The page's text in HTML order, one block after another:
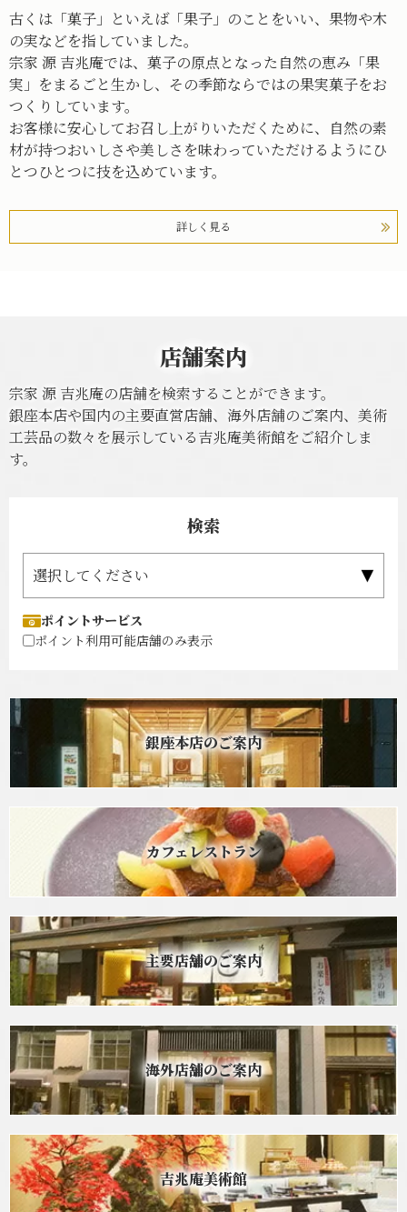
古くは「菓子」といえば「果子」のことをいい、果物や木
の実などを指していました。
宗家 源 吉兆庵では、菓子の原点となった自然の恵み「果
実」をまるごと生かし、その季節ならではの果実菓子をお
つくりしています。
お客様に安心してお召し上がりいただくために、自然の素
材が持つおいしさや美しさを味わっていただけるようにひ
とつひとつに技を込めています。
詳しく見る
店舗案内
宗家 源 吉兆庵の店舗を検索することができます。
銀座本店や国内の主要直営店舗、海外店舗のご案内、美術
工芸品の数々を展示している吉兆庵美術館をご紹介しま
す。
検索
ポイントサービス
ポイント利用可能店舗のみ表示
銀座本店のご案内
カフェレストラン
主要店舗のご案内
海外店舗のご案内
吉兆庵美術館